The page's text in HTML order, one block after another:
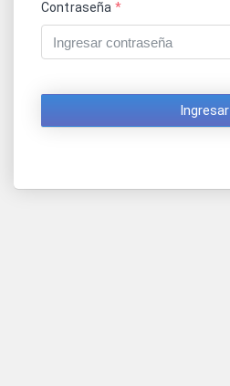
Contraseña *
Ingresar